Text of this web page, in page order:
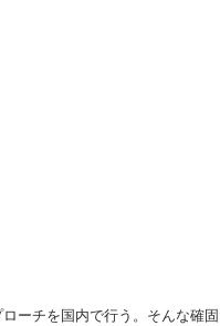
ーチを国内で行う。そんな確